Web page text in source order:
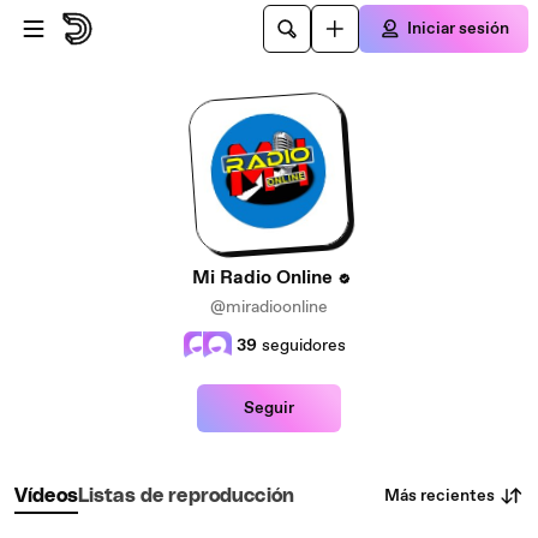
Saltar al contenido principal
Iniciar sesión
Mi Radio Online
@miradioonline
39 seguidores
Seguir
VídeosListas de reproducción Más recientes